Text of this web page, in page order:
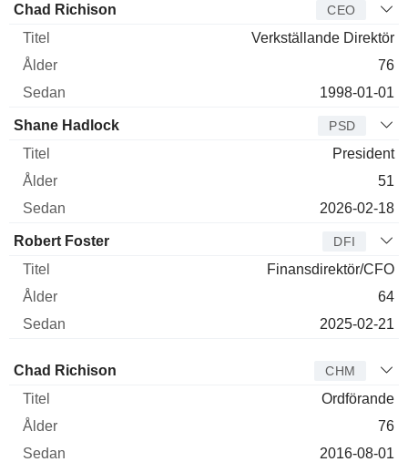
Verkställande
Chad Richison CEO
Verkställande Direktör
76
1998-01-01
Shane Hadlock PSD
President
51
2026-02-18
Robert Foster DFI
Finansdirektör/CFO
64
2025-02-21
Styrelseledamot
Chad Richison CHM
Ordförande
76
2016-08-01